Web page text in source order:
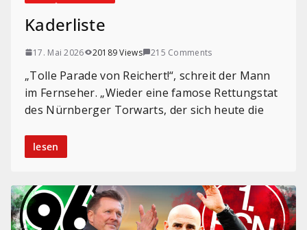
Kaderliste
17. Mai 2026 20189 Views 215 Comments
„Tolle Parade von Reichert!“, schreit der Mann
im Fernseher. „Wieder eine famose Rettungstat
des Nürnberger Torwarts, der sich heute die
lesen